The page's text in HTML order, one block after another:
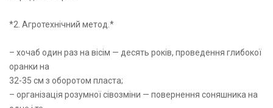
*2. Агротехнічний метод.*
– хочаб один раз на вісім — десять років, проведення глибокої
оранки на
32-35 см з оборотом пласта;
– організація розумної сівозміни — повернення соняшника на